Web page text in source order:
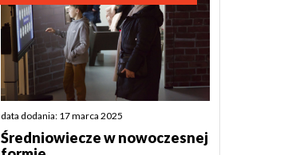
data dodania: 17 marca 2025
Średniowiecze w nowoczesnej